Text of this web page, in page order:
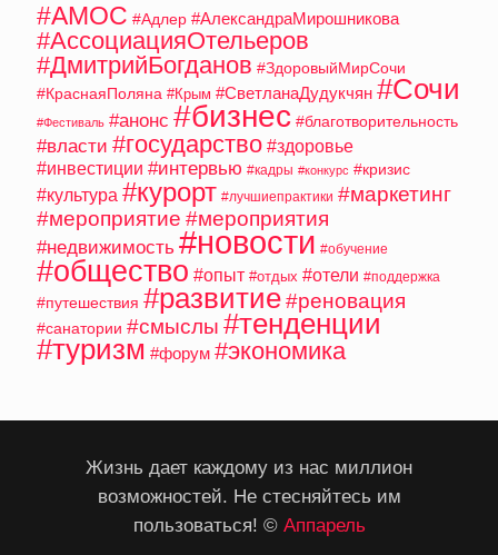
#АМОС #Адлер #АлександраМирошникова
#АссоциацияОтельеров
#ДмитрийБогданов #ЗдоровыйМирСочи
#КраснаяПоляна #Крым #СветланаДудукчян #Сочи
#Фестиваль #анонс #бизнес #благотворительность
#власти #государство #здоровье
#инвестиции #интервью #кадры #конкурс #кризис
#культура #курорт #лучшиепрактики #маркетинг
#мероприятие #мероприятия
#недвижимость #новости #обучение
#общество #опыт #отдых #отели #поддержка
#путешествия #развитие#реновация
#санатории #смыслы #тенденции
#туризм #форум #экономика
Жизнь дает каждому из нас миллион
возможностей. Не стесняйтесь им
пользоваться! © Аппарель